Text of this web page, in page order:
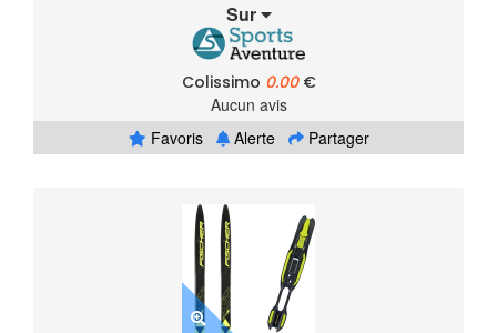
Sur
Colissimo 0.00€
Aucun avis
Favoris
Alerte Partager